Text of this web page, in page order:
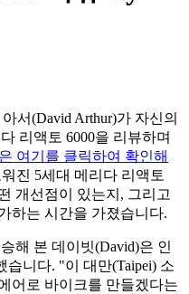
서(David Arthur)가 자신의
리액토 6000을 리뷰하며
여기를 클릭하여 확인해
진 5세대 메리다 리액토
개선점이 있는지, 그리고
하는 시간을 가졌습니다.
해 본 데이빗(David)은 인
니다. "이 대만(Taipei) 소
어로 바이크를 만들겠다는